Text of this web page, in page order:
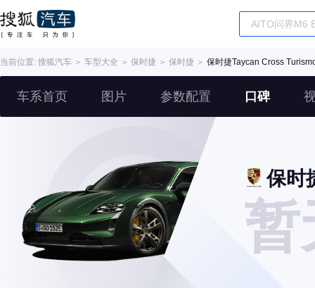
当前位置: 搜狐汽车 ＞ 车型大全 ＞ 保时捷 ＞ 保时捷 ＞ 保时捷Taycan Cross
车系首页 图片 参数配置 口碑
保时
暂